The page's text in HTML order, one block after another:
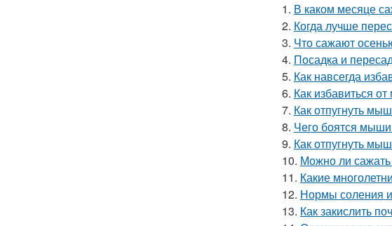
1. В каком месяце
2. Когда лучше
3. Что сажают
4. Посадка и
5. Как навсегда
6. Как избавиться
7. Как отпугнуть
8. Чего боятся
9. Как отпугнуть
10. Можно ли
11. Какие
12. Нормы соления
13. Как закислить